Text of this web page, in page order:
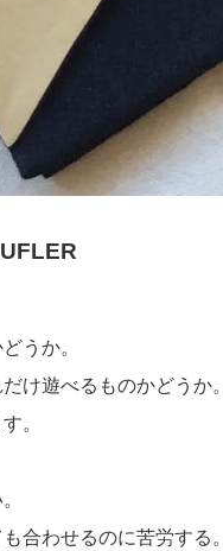
うか。
け遊べるものかどうか。
。
合わせるのに苦労する。